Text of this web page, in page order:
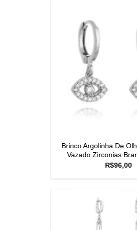
Brinco Argolinha De
Vazado Zirconias
R$96,00